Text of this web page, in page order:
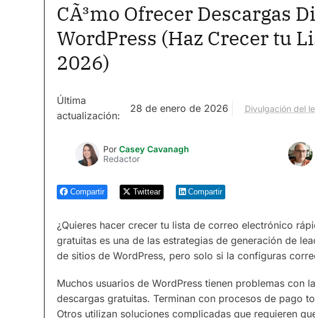
CÃ³mo Ofrecer Descargas
WordPress (Haz Crecer tu
2026)
Última
actualización:
28 de enero de 2026 Divulgación del
Por Casey Cavanagh
Redactor
Compartir Twittear Compartir
¿Quieres hacer crecer tu lista de correo electrónico
gratuitas es una de las estrategias de generación de
de sitios de WordPress, pero solo si la configuras
Muchos usuarios de WordPress tienen problemas con
descargas gratuitas. Terminan con procesos de pago
Otros utilizan soluciones complicadas que requieren